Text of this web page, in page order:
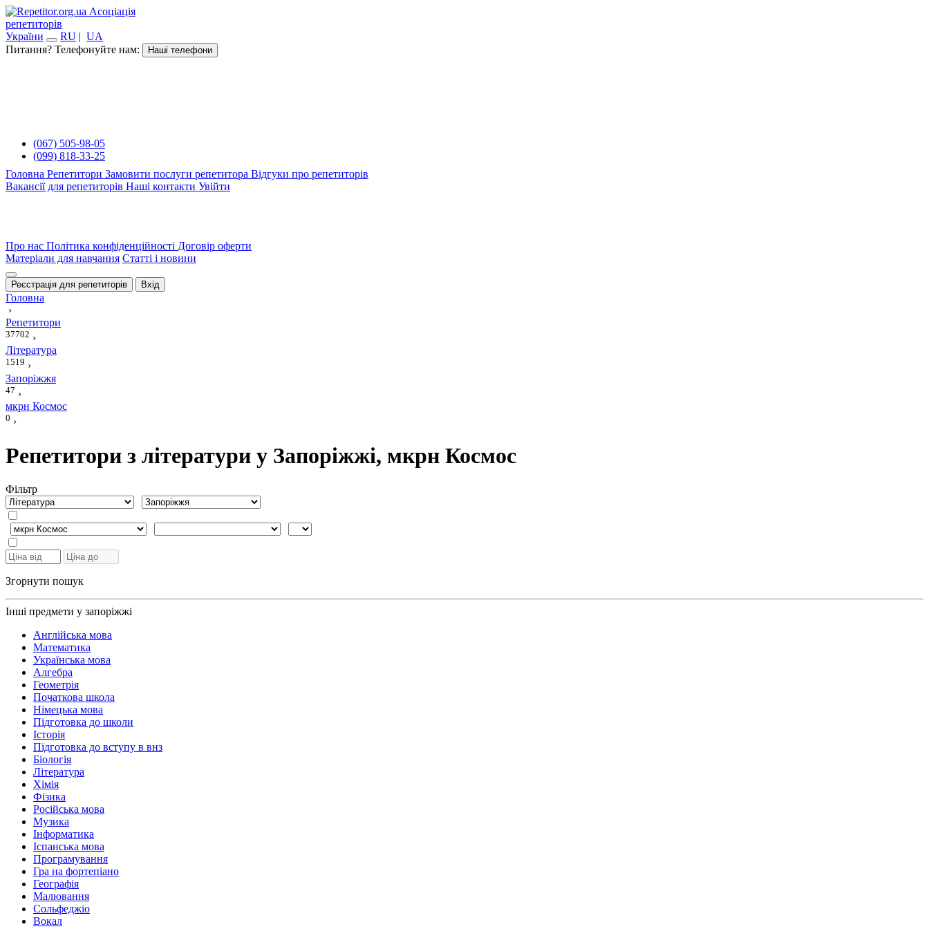
Асоціація
репетиторів
України
RU | UA
Питання? Телефонуйте нам:
Наші телефони
(067) 505-98-05
(099) 818-33-25
Головна Репетитори Замовити послуги репетитора Відгуки про репетиторів
Вакансії для репетиторів Наші контакти Увійти
Про нас Політика конфіденційності Договір оферти
Матеріали для навчання Статті і новини
Реєстрація для репетиторів Вхід
Головна
›
Репетитори
37702 ›
Література
1519 ›
Запоріжжя
47 ›
мкрн Космос
0 ›
Репетитори з літератури у Запоріжжі, мкрн Космос
Фiльтр
Згорнути пошук
Інші предмети у запоріжжі
Англійська мова
Математика
Українська мова
Алгебра
Геометрія
Початкова школа
Німецька мова
Підготовка до школи
Історія
Підготовка до вступу в внз
Біологія
Література
Хімія
Фізика
Російська мова
Музика
Інформатика
Іспанська мова
Програмування
Гра на фортепіано
Географія
Малювання
Сольфеджіо
Вокал